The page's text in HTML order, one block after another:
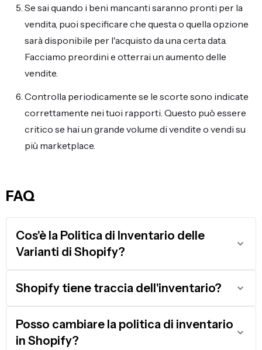
Se sai quando i beni mancanti saranno pronti per la
vendita, puoi specificare che questa o quella opzione
sarà disponibile per l'acquisto da una certa data.
Facciamo preordini e otterrai un aumento delle
vendite.
Controlla periodicamente se le scorte sono indicate
correttamente nei tuoi rapporti. Questo può essere
critico se hai un grande volume di vendite o vendi su
più marketplace.
FAQ
Cos'è la Politica di Inventario delle
Varianti di Shopify?
Shopify tiene traccia dell'inventario?
Posso cambiare la politica di inventario
in Shopify?